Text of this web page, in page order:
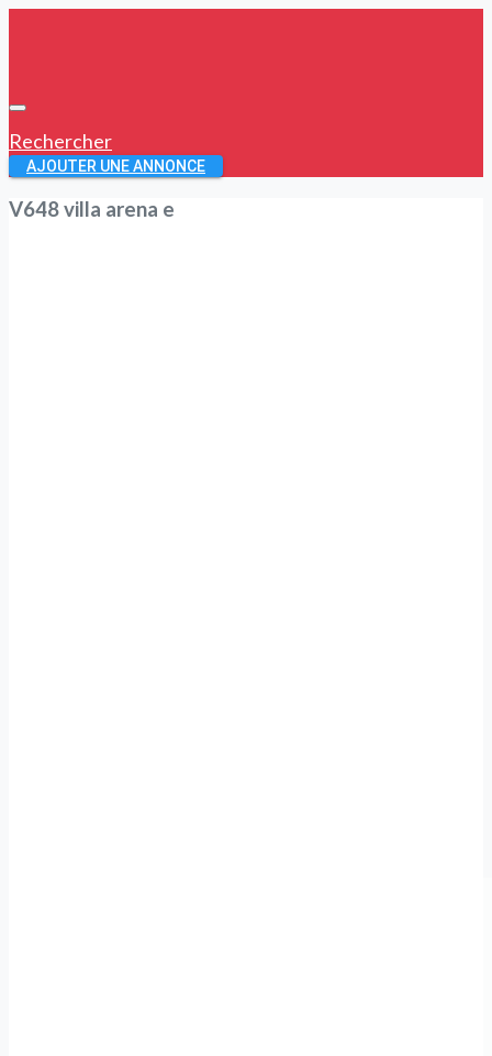
Rechercher
AJOUTER UNE ANNONCE
V648 villa arena e